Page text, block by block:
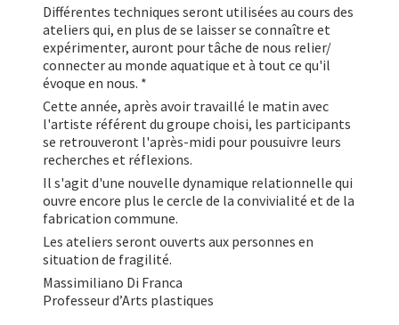
Différentes techniques seront utilisées au cours des
ateliers qui, en plus de se laisser se connaître et
expérimenter, auront pour tâche de nous relier/
connecter au monde aquatique et à tout ce qu'il
évoque en nous. *
Cette année, après avoir travaillé le matin avec
l'artiste référent du groupe choisi, les participants
se retrouveront l'après-midi pour pousuivre leurs
recherches et réflexions.
Il s'agit d'une nouvelle dynamique relationnelle qui
ouvre encore plus le cercle de la convivialité et de la
fabrication commune.
Les ateliers seront ouverts aux personnes en
situation de fragilité.
Massimiliano Di Franca
Professeur d’Arts plastiques